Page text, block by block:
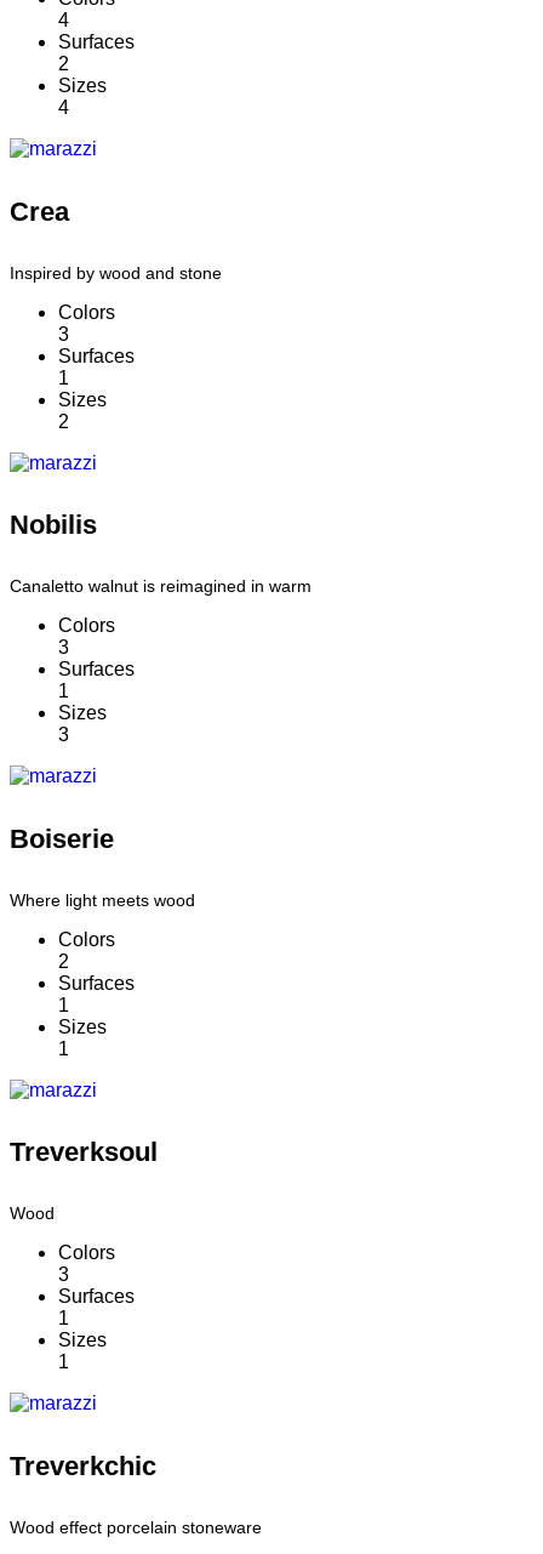
4
Surfaces
2
Sizes
4
Crea
Inspired by wood and stone
Colors
3
Surfaces
1
Sizes
2
Nobilis
Canaletto walnut is reimagined in warm
Colors
3
Surfaces
1
Sizes
3
Boiserie
Where light meets wood
Colors
2
Surfaces
1
Sizes
1
Treverksoul
Wood
Colors
3
Surfaces
1
Sizes
1
Treverkchic
Wood effect porcelain stoneware